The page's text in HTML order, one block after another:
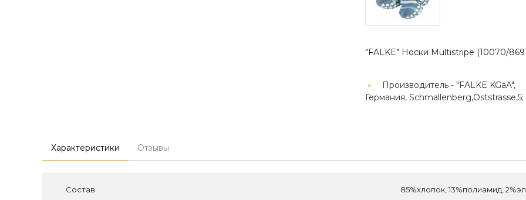
"FALKE" Носки Multistripe (10070/
Производитель - "FALKE KGaA",
Германия, Schmallenberg,Oststrasse,5;
Характеристики Отзывы
Состав 85%хлопок, 13%полиамид,